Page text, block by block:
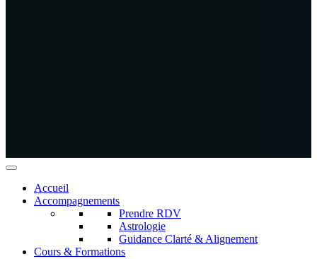
Accueil
Accompagnements
Prendre RDV
Astrologie
Guidance Clarté & Alignement
Cours & Formations